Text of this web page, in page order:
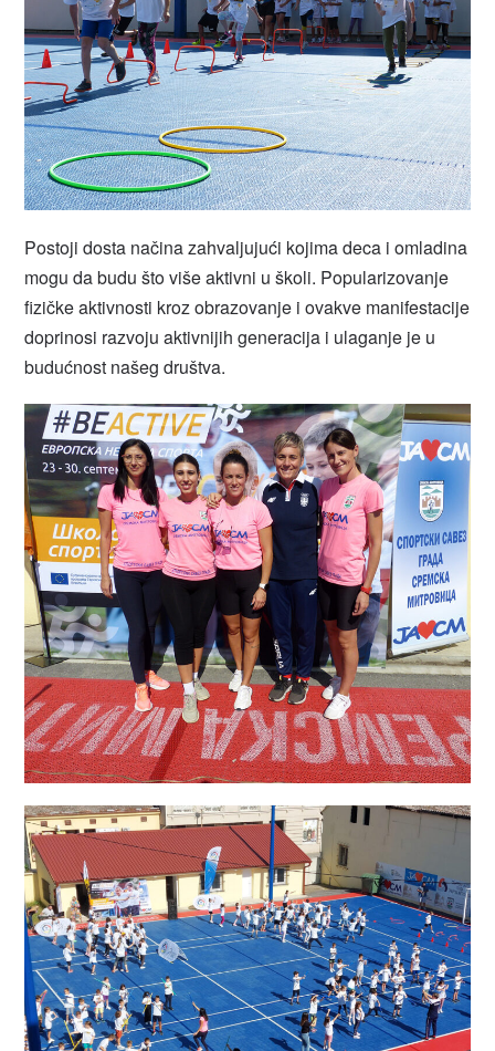
Postoji dosta načina zahvaljujući kojima deca i omladina
mogu da budu što više aktivni u školi. Popularizovanje
fizičke aktivnosti kroz obrazovanje i ovakve manifestacije
doprinosi razvoju aktivnijih generacija i ulaganje je u
budućnost našeg društva.